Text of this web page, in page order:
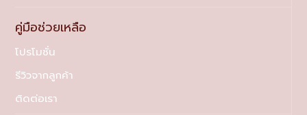
คู่มือช่วยเหลือ
โปรโมชั่น
รีวิวจากลูกค้า
ติดต่อเรา